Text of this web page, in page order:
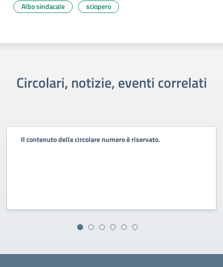
Albo sindacale sciopero
Circolari, notizie, eventi correlati
Il contenuto della circolare numero è riservato.